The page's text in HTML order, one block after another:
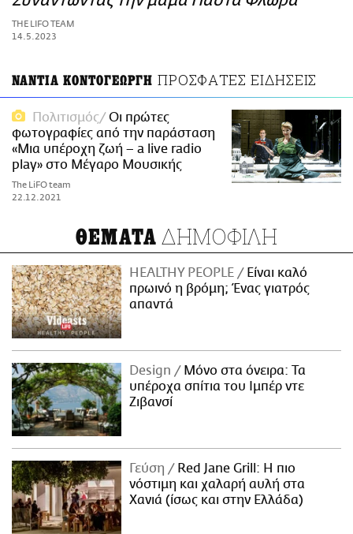
ΑΜΠΑ
PRINT
THE LIFO TEAM
14.5.2023
ΝΑΝΤΙΑ ΚΟΝΤΟΓΕΩΡΓΗ ΠΡΟΣΦΑΤΕΣ ΕΙΔΗΣΕΙΣ
Πολιτισμός
Οι πρώτες
φωτογραφίες από την παράσταση
«Μια υπέροχη ζωή – a live radio
play» στο Μέγαρο Μουσικής
The LiFO team
22.12.2021
ΘΕΜΑΤΑ ΔΗΜΟΦΙΛΗ
HEALTHY PEOPLE
Είναι καλό
πρωινό η βρόμη; Ένας γιατρός
απαντά
Design
Μόνο στα όνειρα: Τα
υπέροχα σπίτια του Ιμπέρ ντε
Ζιβανσί
Γεύση
Red Jane Grill: Η πιο
νόστιμη και χαλαρή αυλή στα
Χανιά (ίσως και στην Ελλάδα)